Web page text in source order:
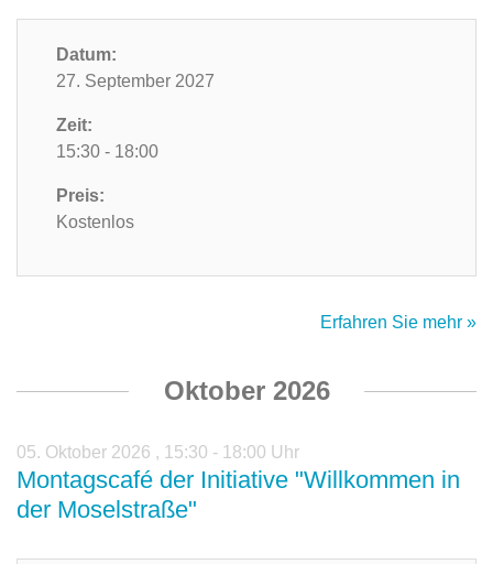
Datum:
27. September 2027
Zeit:
15:30 - 18:00
Preis:
Kostenlos
Erfahren Sie mehr »
Oktober 2026
05. Oktober 2026 , 15:30 - 18:00 Uhr
Montagscafé der Initiative "Willkommen in
der Moselstraße"